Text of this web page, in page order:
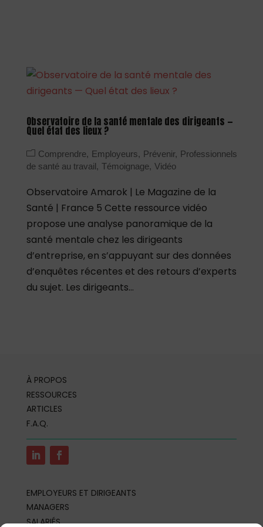
Observatoire de la santé mentale des dirigeants —
Quel état des lieux ?
Comprendre Employeurs Prévenir
Professionnels
de santé au travail Témoignage Vidéo
Observatoire Amarok | Le Magazine de la
Santé | France 5 Cette ressource vidéo
propose une analyse panoramique de la
santé mentale chez les dirigeants
d’entreprise, en s’appuyant sur des données
d’enquêtes récentes et des retours d’experts
du sujet. Les dirigeants...
À PROPOS
RESSOURCES
ARTICLES
F.A.Q.
EMPLOYEURS ET DIRIGEANTS
MANAGERS
SALARIÉS